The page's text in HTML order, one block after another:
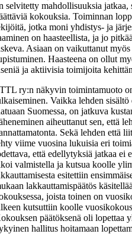
selvitetty mahdollisuuksia
kokouksia. Toiminnan
jotka moni yhdistys- ja
on haasteellista, ja jo
Asiaan on vaikuttanut
Haasteena on ollut
ja aktiivisia toimijoita
ry:n näkyvin toimintamuoto
Vaikka lehden
Suomessa, on jatkuva
aiheuttanut sen, että
Sekä lehden että
viime vuosina lukuisia eri
että edellytyksiä jatkaa ei
valmistella ja kutsua koolle
esitettiin
lakkauttamispäätös
joista toinen on
kutsuttiin koolle
päätöksenä oli lopettaa
hallitus hoitamaan